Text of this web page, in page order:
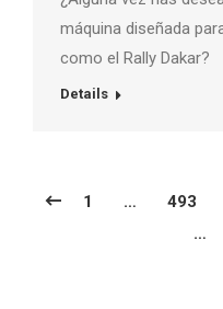
máquina diseñada
como el Rally Dakar?
Details
1 … 493
…